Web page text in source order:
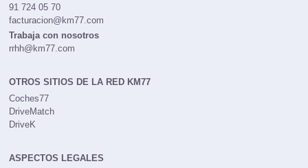
91 724 05 70
facturacion@km77.com
Trabaja con nosotros
rrhh@km77.com
OTROS SITIOS DE LA RED KM77
Coches77
DriveMatch
DriveK
ASPECTOS LEGALES